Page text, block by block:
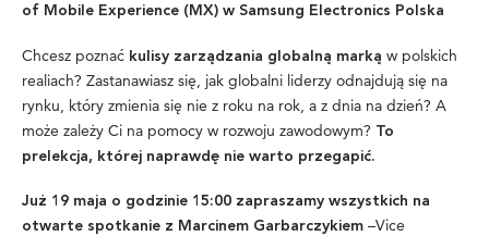
of Mobile Experience (MX) w Samsung Electronics Polska
Chcesz poznać kulisy zarządzania globalną marką w polskich
realiach? Zastanawiasz się, jak globalni liderzy odnajdują się na
rynku, który zmienia się nie z roku na rok, a z dnia na dzień? A
może zależy Ci na pomocy w rozwoju zawodowym? To
prelekcja, której naprawdę nie warto przegapić.
Już 19 maja o godzinie 15:00 zapraszamy wszystkich na
otwarte spotkanie z Marcinem Garbarczykiem–Vice